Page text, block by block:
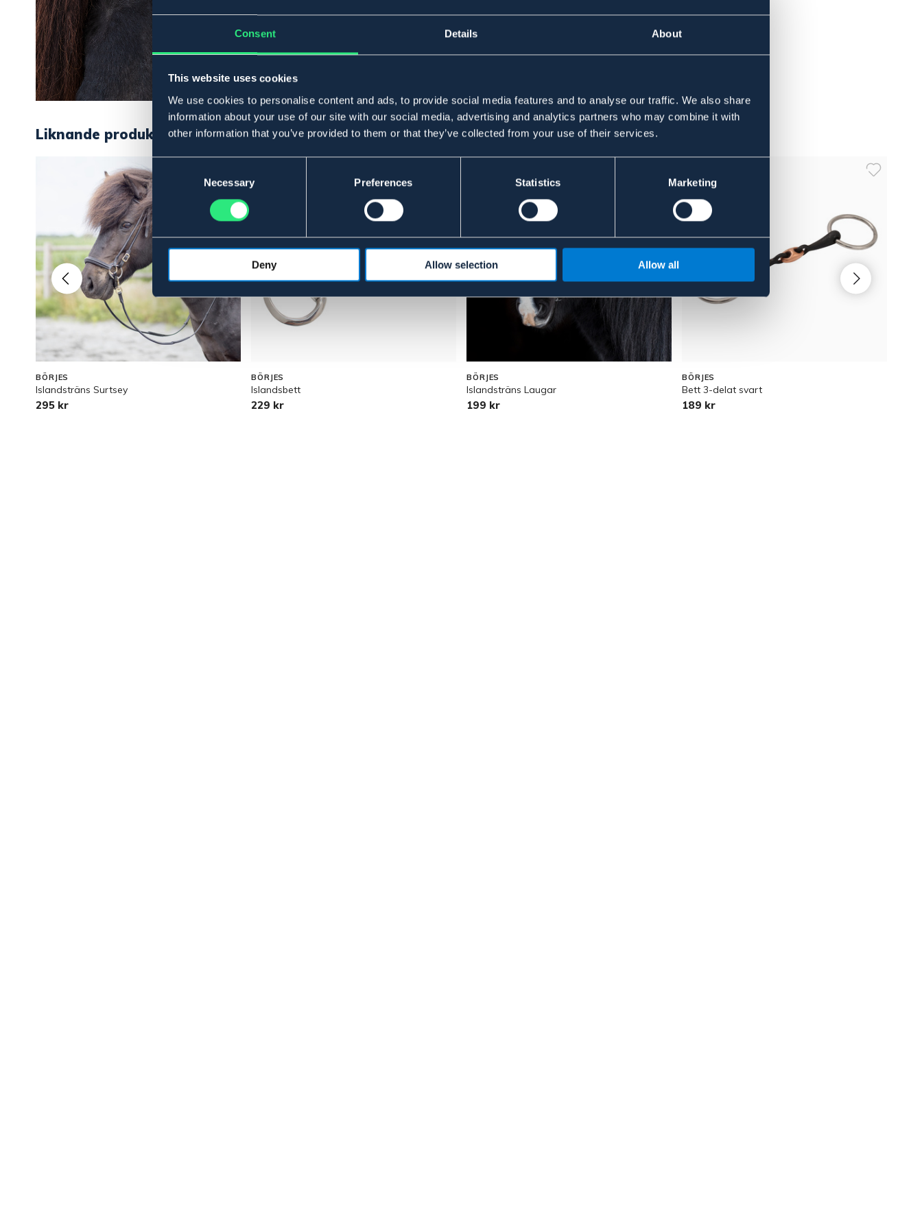
Consent Details About
This website uses cookies
We use cookies to personalise content and ads, to provide social media features and to analyse our traffic. We also share
information about your use of our site with our social media, advertising and analytics partners who may combine it with
other information that you’ve provided to them or that they’ve collected from your use of their services.
Selection
Necessary Preferences Statistics Marketing
Deny Allow selection Allow all
Liknande produkter
BÖRJES
Islandsträns Surtsey
295 kr
BÖRJES
Islandsbett
229 kr
BÖRJES
Islandsträns Laugar
199 kr
BÖRJES
Bett 3-delat svart
189 kr